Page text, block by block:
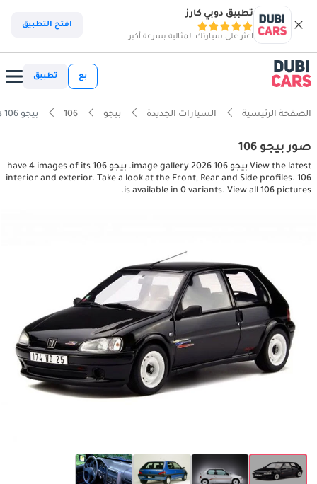
تطبيق دوبي كارز
اعثر على سيارتك المثالية بسرعة أكبر
افتح التطبيق
بع تطبيق
الصفحة الرئيسية السيارات الجديدة بيجو 106 بيجو 106 interior, exterior pictures
صور بيجو 106
View the latest بيجو 106 2026 image gallery. بيجو 106 have 4 images of its
interior and exterior. Take a look at the Front, Rear and Side profiles. 106
is available in 0 variants. View all 106 pictures.